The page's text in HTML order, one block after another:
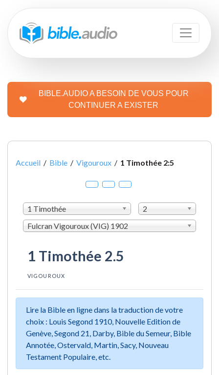
BIBLE.AUDIO A BESOIN DE VOUS POUR
CONTINUER A EXISTER
Accueil / Bible / Vigouroux / 1 Timothée 2:5
1 Timothée
2
Fulcran Vigouroux (VIG) 1902
1 Timothée 2.5
VIGOUROUX
Lire la Bible en ligne dans la traduction de votre
choix : Louis Segond 1910, Nouvelle Edition de
Genève, Segond 21, Darby, Bible du Semeur, Bible
Annotée, Ostervald, Martin, Sacy, Nouveau
Testament Populaire, etc.